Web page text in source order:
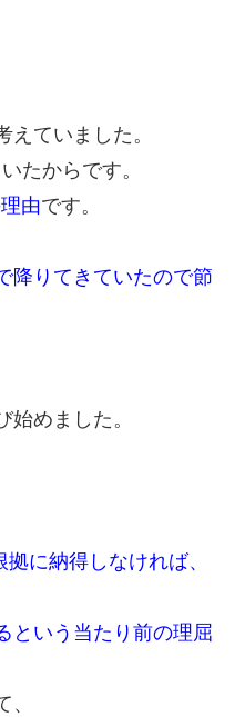
ていました。
たからです。
由です。
降りてきていたので節
めました。
に納得しなければ、
という当たり前の理屈
、